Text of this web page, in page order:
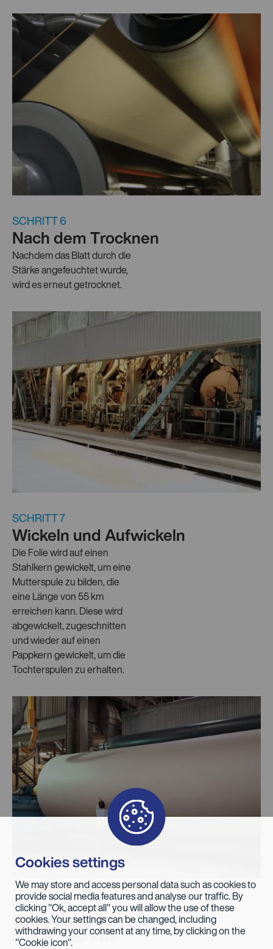
SCHRITT 6
Nach dem Trocknen
Nachdem das Blatt durch die
Stärke angefeuchtet wurde,
wird es erneut getrocknet.
SCHRITT 7
Wickeln und Aufwickeln
Die Folie wird auf einen
Stahlkern gewickelt, um eine
Mutterspule zu bilden, die
eine Länge von 55 km
erreichen kann. Diese wird
abgewickelt, zugeschnitten
und wieder auf einen
Pappkern gewickelt, um die
Tochterspulen zu erhalten.
SCHRITT 8
Lagerung und Versand
Die Rollen werden in eine
Cookies settings
We may store and access personal data such as cookies to
provide social media features and analyse our traffic. By
clicking "Ok, accept all" you will allow the use of these
cookies. Your settings can be changed, including
withdrawing your consent at any time, by clicking on the
"Cookie icon".